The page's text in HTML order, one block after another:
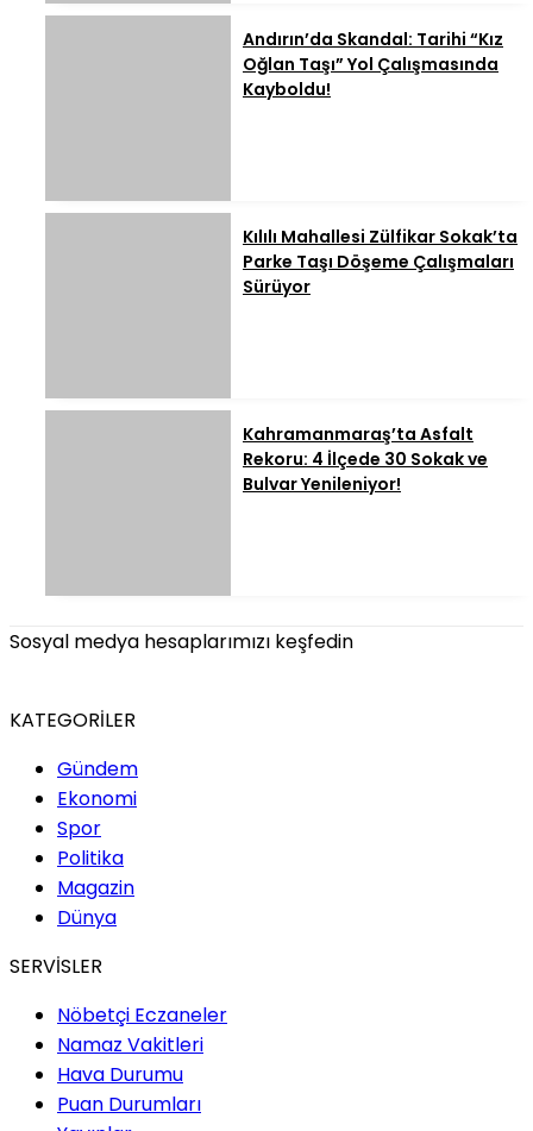
Andırın’da Skandal: Tarihi “Kız
Oğlan Taşı” Yol Çalışmasında
Kayboldu!
Kılılı Mahallesi Zülfikar Sokak’ta
Parke Taşı Döşeme Çalışmaları
Sürüyor
Kahramanmaraş’ta Asfalt
Rekoru: 4 İlçede 30 Sokak ve
Bulvar Yenileniyor!
Sosyal medya hesaplarımızı keşfedin
KATEGORİLER
Gündem
Ekonomi
Spor
Politika
Magazin
Dünya
SERVİSLER
Nöbetçi Eczaneler
Namaz Vakitleri
Hava Durumu
Puan Durumları